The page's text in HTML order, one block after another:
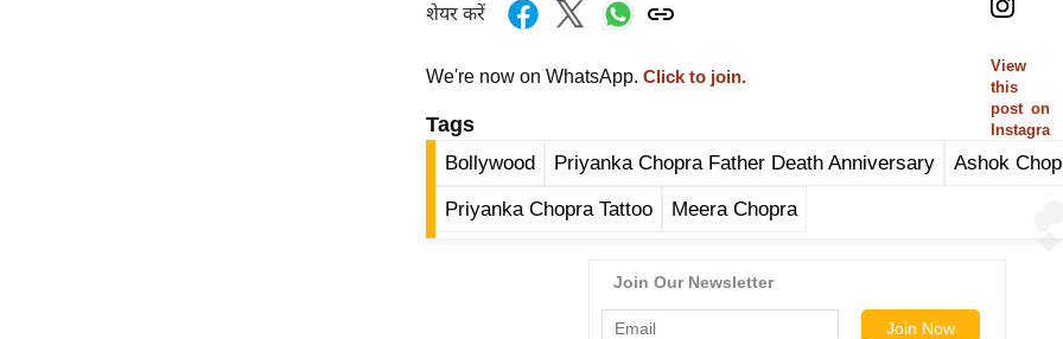
View
this
post on
Instagra
m
शेयर करें
We're now on WhatsApp. Click to join.
Tags
Bollywood Priyanka Chopra Father Death Anniversary Ashok
Priyanka Chopra Tattoo Meera Chopra